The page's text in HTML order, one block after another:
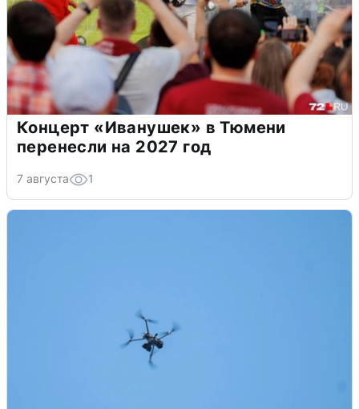
Концерт «Иванушек» в Тюмени
перенесли на 2027 год
7 августа 1